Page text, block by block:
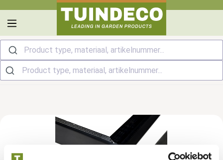
Product type, materiaal, artikelnummer...